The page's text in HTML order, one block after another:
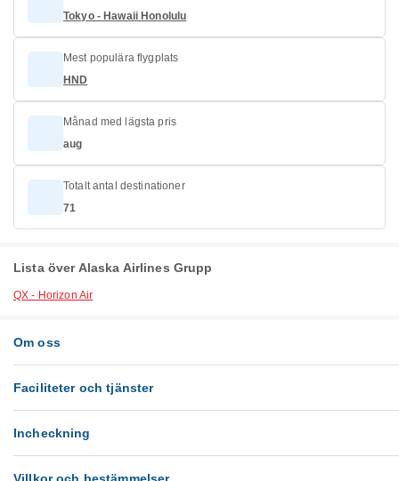
Tokyo - Hawaii Honolulu
Mest populära flygplats
HND
Månad med lägsta pris
aug
Totalt antal destinationer
71
Lista över Alaska Airlines Grupp
QX - Horizon Air
Om oss
Faciliteter och tjänster
Incheckning
Villkor och bestämmelser